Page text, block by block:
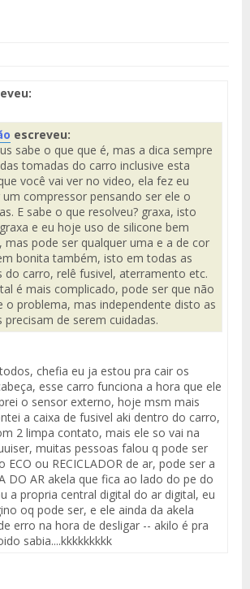
escreveu:
sabe o que que é, mas a dica sempre
tomadas do carro inclusive esta
você vai ver no video, ela fez eu
compressor pensando ser ele o
E sabe o que resolveu? graxa, isto
e eu hoje uso de silicone bem
mas pode ser qualquer uma e a de cor
bonita também, isto em todas as
do carro, relê fusivel, aterramento etc.
é mais complicado, pode ser que não
o problema, mas independente disto as
precisam de serem cuidadas.
chefia eu ja estou pra cair os
esse carro funciona a hora que ele
o sensor externo, hoje msm mais
a caixa de fusivel aki dentro do carro,
2 limpa contato, mais ele so vai na
muitas pessoas falou q pode ser
ECO ou RECICLADOR de ar, pode ser a
DO AR akela que fica ao lado do pe do
a propria central digital do ar digital, eu
oq pode ser, e ele ainda da akela
erro na hora de desligar -- akilo é pra
sabia....kkkkkkkkk